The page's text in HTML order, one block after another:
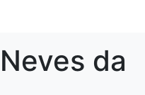
da